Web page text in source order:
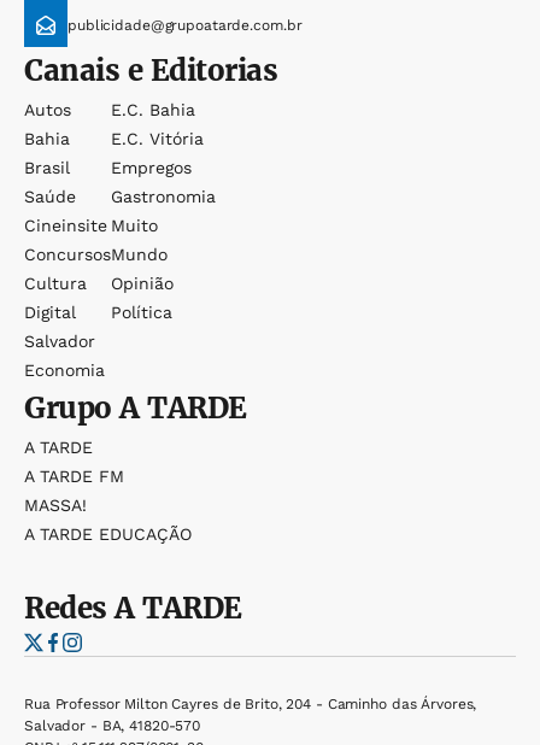
publicidade@grupoatarde.com.br
Canais e Editorias
Autos
Bahia
Brasil
Saúde
Cineinsite
Concursos
Cultura
Digital
Salvador
Economia
E.c. Bahia
E.c. Vitória
Empregos
Gastronomia
Muito
Mundo
Opinião
Política
GrupoA TARDE
A TARDE
A TARDE FM
MASSA!
A TARDE EDUCAÇÃO
RedesA TARDE
Rua Professor Milton Cayres de Brito, 204 - Caminho das Árvores,
Salvador - BA, 41820-570